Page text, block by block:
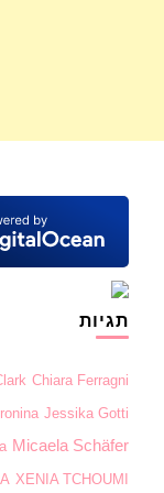
תגיות
Chiara Ferragni
Jessika Gotti
Micaela Schäfer
XENIA TCHOUMI